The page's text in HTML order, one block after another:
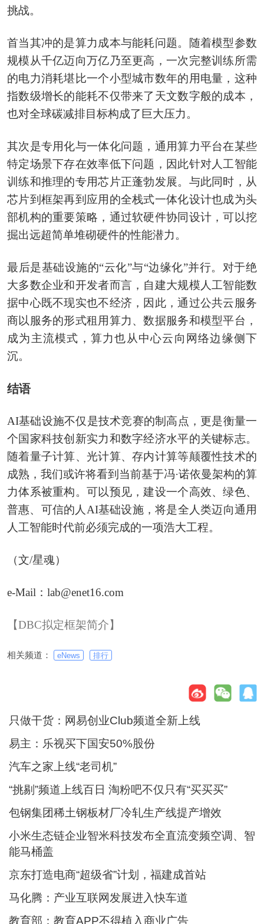
挑战。
首当其冲的是算力成本与能耗问题。随着模型参数
规模从千亿迈向万亿乃至更高，一次完整训练所需
的电力消耗堪比一个小型城市数年的用电量，这种
指数级增长的能耗不仅带来了天文数字般的成本，
也对全球碳减排目标构成了巨大压力。
其次是专用化与一体化问题，通用算力平台在某些
特定场景下存在效率低下问题，因此针对人工智能
训练和推理的专用芯片正蓬勃发展。与此同时，从
芯片到框架再到应用的全栈式一体化设计也成为头
部机构的重要策略，通过软硬件协同设计，可以挖
掘出远超简单堆砌硬件的性能潜力。
最后是基础设施的“云化”与“边缘化”并行。对于绝
大多数企业和开发者而言，自建大规模人工智能数
据中心既不现实也不经济，因此，通过公共云服务
商以服务的形式租用算力、数据服务和模型平台，
成为主流模式，算力也从中心云向网络边缘侧下
沉。
结语
AI基础设施不仅是技术竞赛的制高点，更是衡量一
个国家科技创新实力和数字经济水平的关键标志。
随着量子计算、光计算、存内计算等颠覆性技术的
成熟，我们或许将看到当前基于冯·诺依曼架构的算
力体系被重构。可以预见，建设一个高效、绿色、
普惠、可信的人AI基础设施，将是全人类迈向通用
人工智能时代前必须完成的一项浩大工程。
（文/星魂）
e-Mail：lab@enet16.com
【DBC拟定框架简介】
相关频道： eNews 排行
只做干货：网易创业Club频道全新上线
易主：乐视买下国安50%股份
汽车之家上线“老司机”
“挑剔”频道上线百日 淘粉吧不仅只有“买买买”
包钢集团稀土钢板材厂冷轧生产线提产增效
小米生态链企业智米科技发布全直流变频空调、智
能马桶盖
京东打造电商“超级省”计划，福建成首站
马化腾：产业互联网发展进入快车道
教育部：教育APP不得植入商业广告